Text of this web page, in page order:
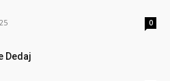
0
Dedaj